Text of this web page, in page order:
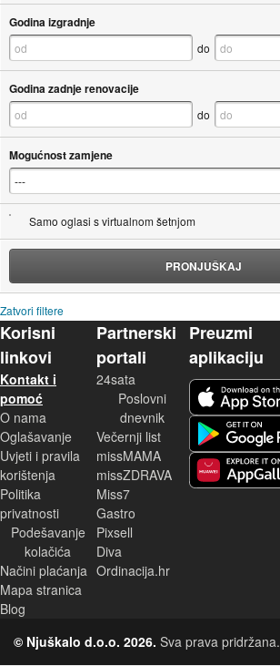
Godina izgradnje
do
Godina zadnje renovacije
do
Mogućnost zamjene
Samo oglasi s virtualnom šetnjom
PRONJUŠKAJ
Zatvori filtere
Korisni
linkovi
Kontakt i
pomoć
O nama
Oglašavanje
Uvjeti i pravila
korištenja
Politika
privatnosti
Podešavanje
kolačića
Načini plaćanja
Mapa stranica
Blog
Partnerski
portali
24sata
Poslovni
dnevnik
Večernji list
missMAMA
missZDRAVA
Miss7
Gastro
Pixsell
Diva
Ordinacija.hr
Preuzmi
aplikaciju
© Njuškalo d.o.o. 2026. Sva prava pridržana.